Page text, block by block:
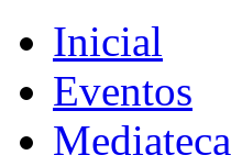
Inicial
Eventos